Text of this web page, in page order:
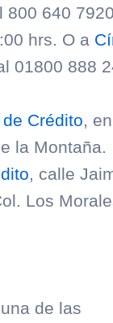
800 640
hrs. O a
01800 888
Crédito,
la Montaña.
, calle
Los
de las